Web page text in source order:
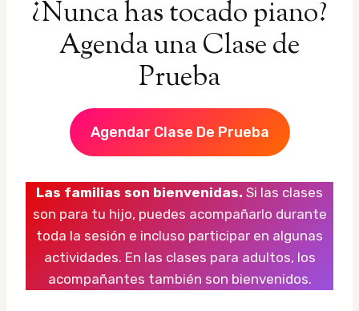
¿Nunca has tocado piano?
Agenda una Clase de
Prueba
Agendar Clase De Prueba
Las familias son bienvenidas. Si las clases
son para tu hijo, puedes acompañarlo durante
toda la sesión e incluso participar en algunas
actividades. En las clases para adultos, los
acompañantes también son bienvenidos.